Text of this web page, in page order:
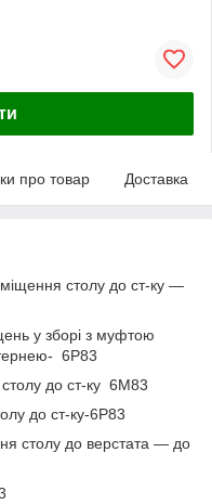
про товар Доставка
столу до ст-ку —
у зборі з муфтою
6Р83
до ст-ку 6М83
до ст-ку-6Р83
столу до верстата — до